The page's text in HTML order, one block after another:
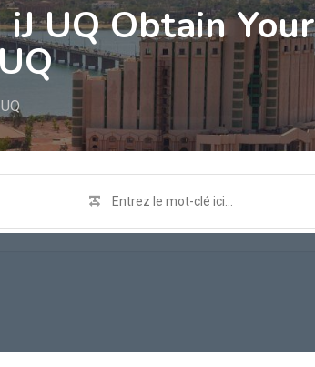
UQ Obtain Your